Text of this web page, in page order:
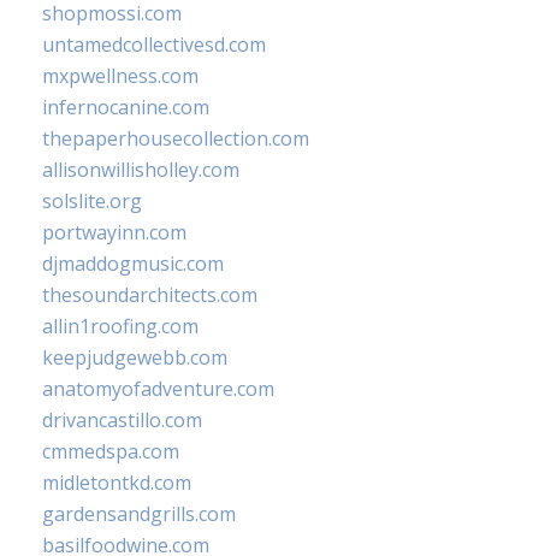
shopmossi.com
untamedcollectivesd.com
mxpwellness.com
infernocanine.com
thepaperhousecollection.com
allisonwillisholley.com
solslite.org
portwayinn.com
djmaddogmusic.com
thesoundarchitects.com
allin1roofing.com
keepjudgewebb.com
anatomyofadventure.com
drivancastillo.com
cmmedspa.com
midletontkd.com
gardensandgrills.com
basilfoodwine.com